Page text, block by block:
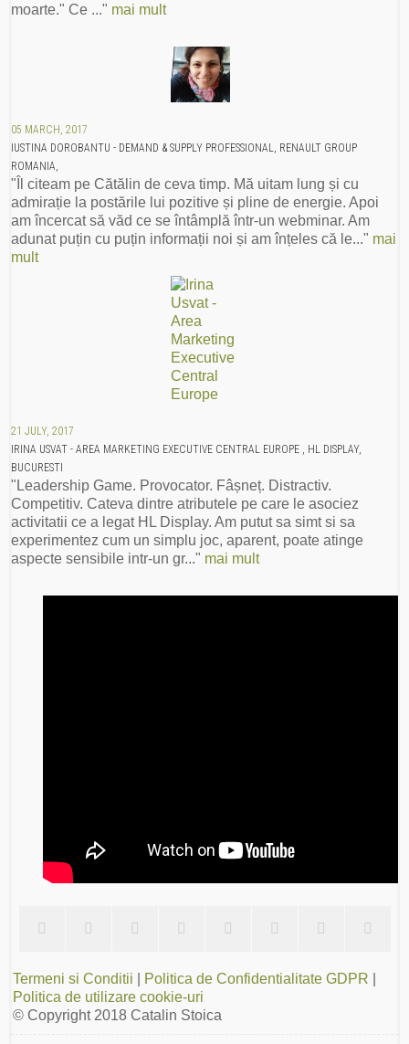
moarte." Ce ..." mai mult
05 MARCH, 2017
IUSTINA DOROBANTU - DEMAND & SUPPLY PROFESSIONAL, RENAULT GROUP
ROMANIA,
"Îl citeam pe Cătălin de ceva timp. Mă uitam lung și cu
admirație la postările lui pozitive și pline de energie. Apoi
am încercat să văd ce se întâmplă într-un webminar. Am
adunat puțin cu puțin informații noi și am înțeles că le..." mai
mult
21 JULY, 2017
IRINA USVAT - AREA MARKETING EXECUTIVE CENTRAL EUROPE , HL DISPLAY,
BUCURESTI
"Leadership Game. Provocator. Fâșneț. Distractiv.
Competitiv. Cateva dintre atributele pe care le asociez
activitatii ce a legat HL Display. Am putut sa simt si sa
experimentez cum un simplu joc, aparent, poate atinge
aspecte sensibile intr-un gr..." mai mult
Termeni si Conditii Politica de Confidentialitate GDPR
Politica de utilizare cookie-uri
© Copyright 2018 Catalin Stoica